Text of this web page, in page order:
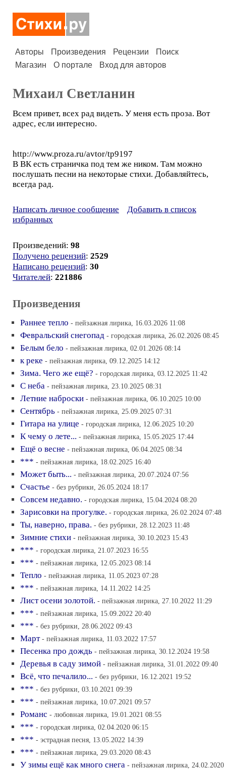
Авторы Произведения Рецензии
Поиск
Магазин
О портале Вход для авторов
Михаил Светланин
Всем привет, всех рад видеть. У меня есть проза. Вот
адрес, если интересно.
http://www.proza.ru/avtor/tp9197
В ВК есть страничка под тем же ником. Там можно
послушать песни на некоторые стихи. Добавляйтесь,
всегда рад.
Написать личное сообщение
Добавить в список
избранных
Произведений: 98
Получено рецензий: 2529
Написано рецензий: 30
Читателей: 221886
Произведения
Раннее тепло - пейзажная лирика, 16.03.2026 11:08
Февральский снегопад - городская лирика, 26.02.2026 08:45
Белым бело - пейзажная лирика, 02.01.2026 08:14
к реке - пейзажная лирика, 09.12.2025 14:12
Зима. Чего же ещё? - городская лирика, 03.12.2025 11:42
С неба - пейзажная лирика, 23.10.2025 08:31
Летние наброски - пейзажная лирика, 06.10.2025 10:00
Сентябрь - пейзажная лирика, 25.09.2025 07:31
Гитара на улице - городская лирика, 12.06.2025 10:20
К чему о лете... - пейзажная лирика, 15.05.2025 17:44
Ещё о весне - пейзажная лирика, 06.04.2025 08:34
*** - пейзажная лирика, 18.02.2025 16:40
Может быть... - пейзажная лирика, 20.07.2024 07:56
Счастье - без рубрики, 26.05.2024 18:17
Совсем недавно. - городская лирика, 15.04.2024 08:20
Зарисовки на прогулке. - городская лирика, 26.02.2024 07:48
Ты, наверно, права. - без рубрики, 28.12.2023 11:48
Зимние стихи - пейзажная лирика, 30.10.2023 15:43
*** - городская лирика, 21.07.2023 16:55
*** - пейзажная лирика, 12.05.2023 08:14
Тепло - пейзажная лирика, 11.05.2023 07:28
*** - пейзажная лирика, 14.11.2022 14:25
Лист осени золотой. - пейзажная лирика, 27.10.2022 11:29
*** - пейзажная лирика, 15.09.2022 20:40
*** - без рубрики, 28.06.2022 09:43
Март - пейзажная лирика, 11.03.2022 17:57
Песенка про дождь - пейзажная лирика, 30.12.2024 19:58
Деревья в саду зимой - пейзажная лирика, 31.01.2022 09:40
Всё, что печалило... - без рубрики, 16.12.2021 19:52
*** - без рубрики, 03.10.2021 09:39
*** - пейзажная лирика, 10.07.2021 09:57
Романс - любовная лирика, 19.01.2021 08:55
*** - городская лирика, 02.04.2020 06:15
*** - эстрадная песня, 13.05.2022 14:39
*** - пейзажная лирика, 29.03.2020 08:43
У зимы ещё как много снега - пейзажная лирика, 24.02.2020